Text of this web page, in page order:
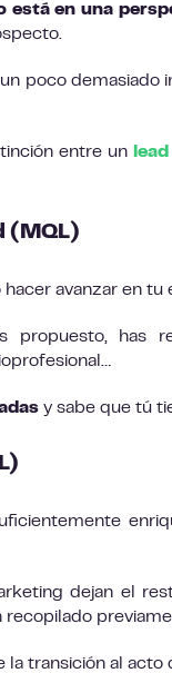
está en una
poco
entre un
(MQL)
avanzar en
has
y sabe que tú
dejan el
recopilado
transición al acto